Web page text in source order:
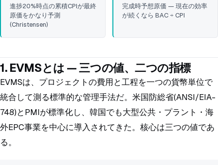
進捗20%時点の累積CPIが最終
原価をかなり予測
(Christensen)
完成時予想原価 — 現在の効率
が続くなら BAC ÷ CPI
1. EVMSとは — 三つの値、二つの指標
EVMSは、プロジェクトの費用と工程を一つの貨幣単位で
統合して測る標準的な管理手法だ。米国防総省(ANSI/EIA-
748)とPMIが標準化し、韓国でも大型公共・プラント・海
外EPC事業を中心に導入されてきた。核心は三つの値であ
る。